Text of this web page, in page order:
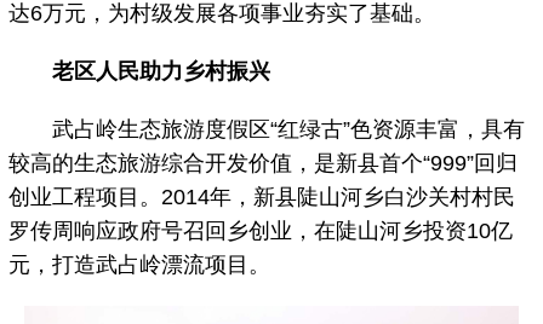
达6万元，为村级发展各项事业夯实了基础。
老区人民助力乡村振兴
武占岭生态旅游度假区“红绿古”色资源丰富，具有
较高的生态旅游综合开发价值，是新县首个“999”回归
创业工程项目。2014年，新县陡山河乡白沙关村村民
罗传周响应政府号召回乡创业，在陡山河乡投资10亿
元，打造武占岭漂流项目。